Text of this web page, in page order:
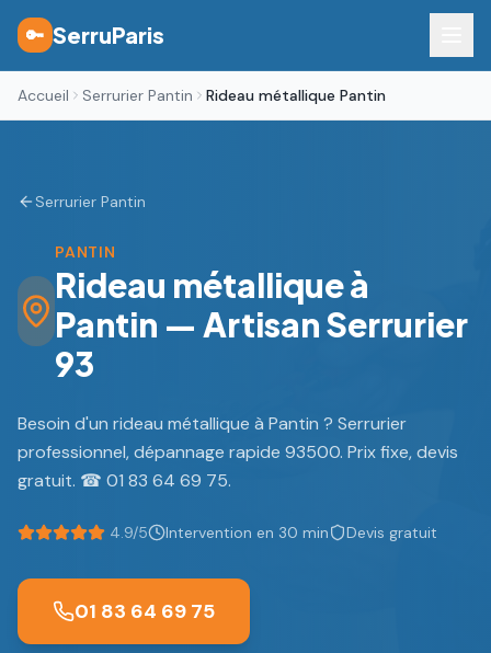
🔑 SerruParis
Accueil Serrurier Pantin Rideau métallique Pantin
Serrurier Pantin
PANTIN
Rideau métallique à
Pantin — Artisan Serrurier
93
Besoin d'un rideau métallique à Pantin ? Serrurier
professionnel, dépannage rapide 93500. Prix fixe, devis
gratuit. ☎ 01 83 64 69 75.
4.9/5 Intervention en 30 min Devis gratuit
01 83 64 69 75